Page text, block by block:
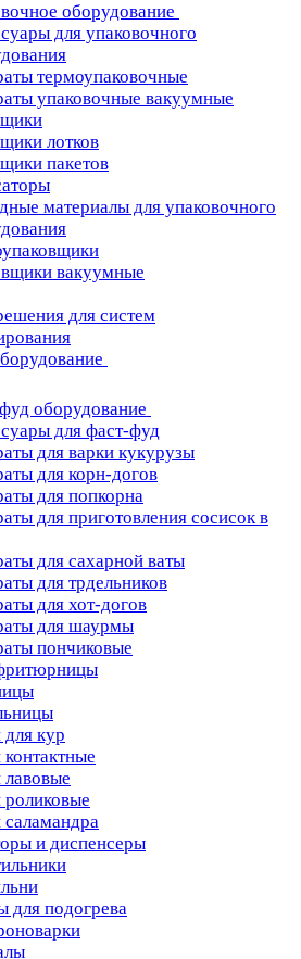
оборудование
для упаковочного
термоупаковочные
упаковочные вакуумные
лотков
пакетов
материалы для упаковочного
вакуумные
для систем
оборудование
для фаст-фуд
для варки кукурузы
для корн-догов
для попкорна
для приготовления сосисок в
для сахарной ваты
для трдельников
для хот-догов
для шаурмы
пончиковые
кур
лавовые
роликовые
саламандра
и диспенсеры
для подогрева